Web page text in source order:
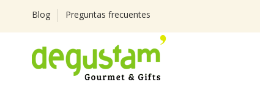
Blog Preguntas frecuentes